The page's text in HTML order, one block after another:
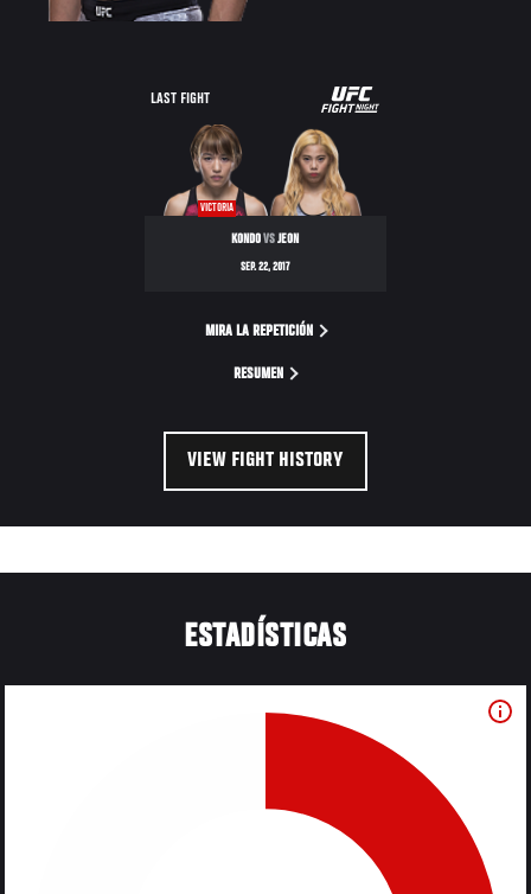
LAST FIGHT
UFC
FIGHT
NIGHT
VICTORIA
KONDOVSJEON
SEP. 22, 2017
MIRA LA REPETICIÓN
RESUMEN
VIEW FIGHT HISTORY
ESTADÍSTICAS